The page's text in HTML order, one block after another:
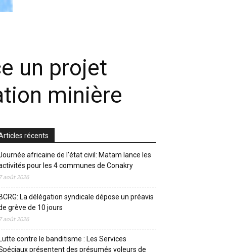
un projet
minière
récents
africaine de l’état civil: Matam lance les
pour les 4 communes de Conakry
7 août 2026
BCRG: La délégation syndicale dépose un préavis
grève de 10 jours
7 août 2026
Lutte contre le banditisme : Les Services
présentent des présumés voleurs de